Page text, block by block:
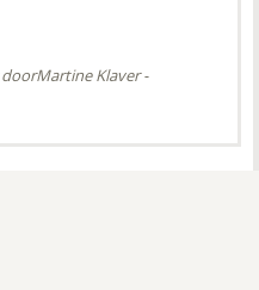
doorMartine Klaver-